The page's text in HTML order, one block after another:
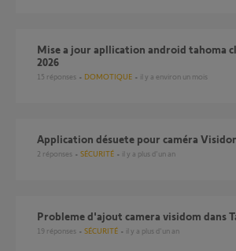
Mise a jour apllication android tahoma classic du 30 juin
2026
15 réponses DOMOTIQUE il y a environ un mois
Application désuete pour caméra
2 réponses SÉCURITÉ il y a plus d'un an
probleme d'ajout camera visidom dans
19 réponses SÉCURITÉ il y a plus d'un an